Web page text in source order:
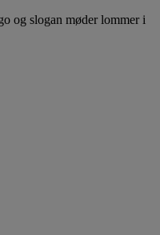
og slogan møder lommer i